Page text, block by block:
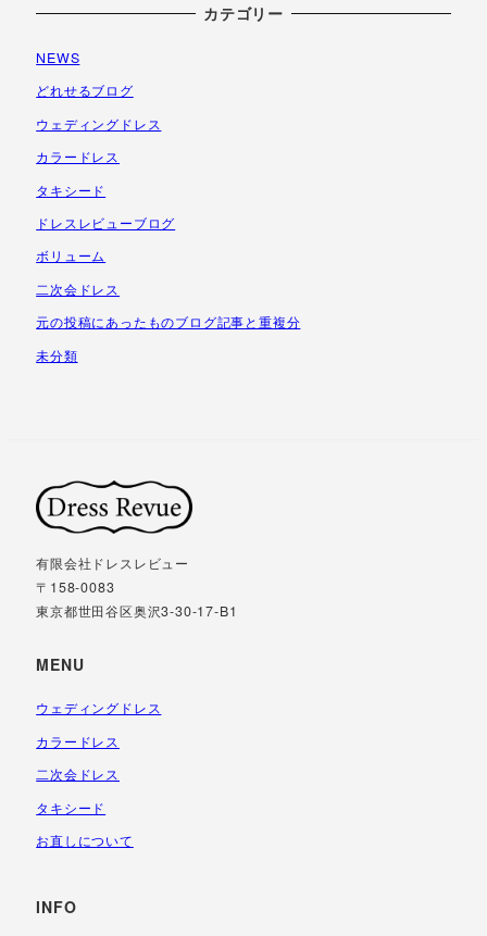
ー
イ
ブ
カテゴリー
NEWS
どれせるブログ
ウェディングドレス
カラードレス
タキシード
ドレスレビューブログ
ボリューム
二次会ドレス
元の投稿にあったものブログ記事と重複分
未分類
有限会社ドレスレビュー
〒158-0083
東京都世田谷区奥沢3-30-17-B1
MENU
ウェディングドレス
カラードレス
二次会ドレス
タキシード
お直しについて
INFO